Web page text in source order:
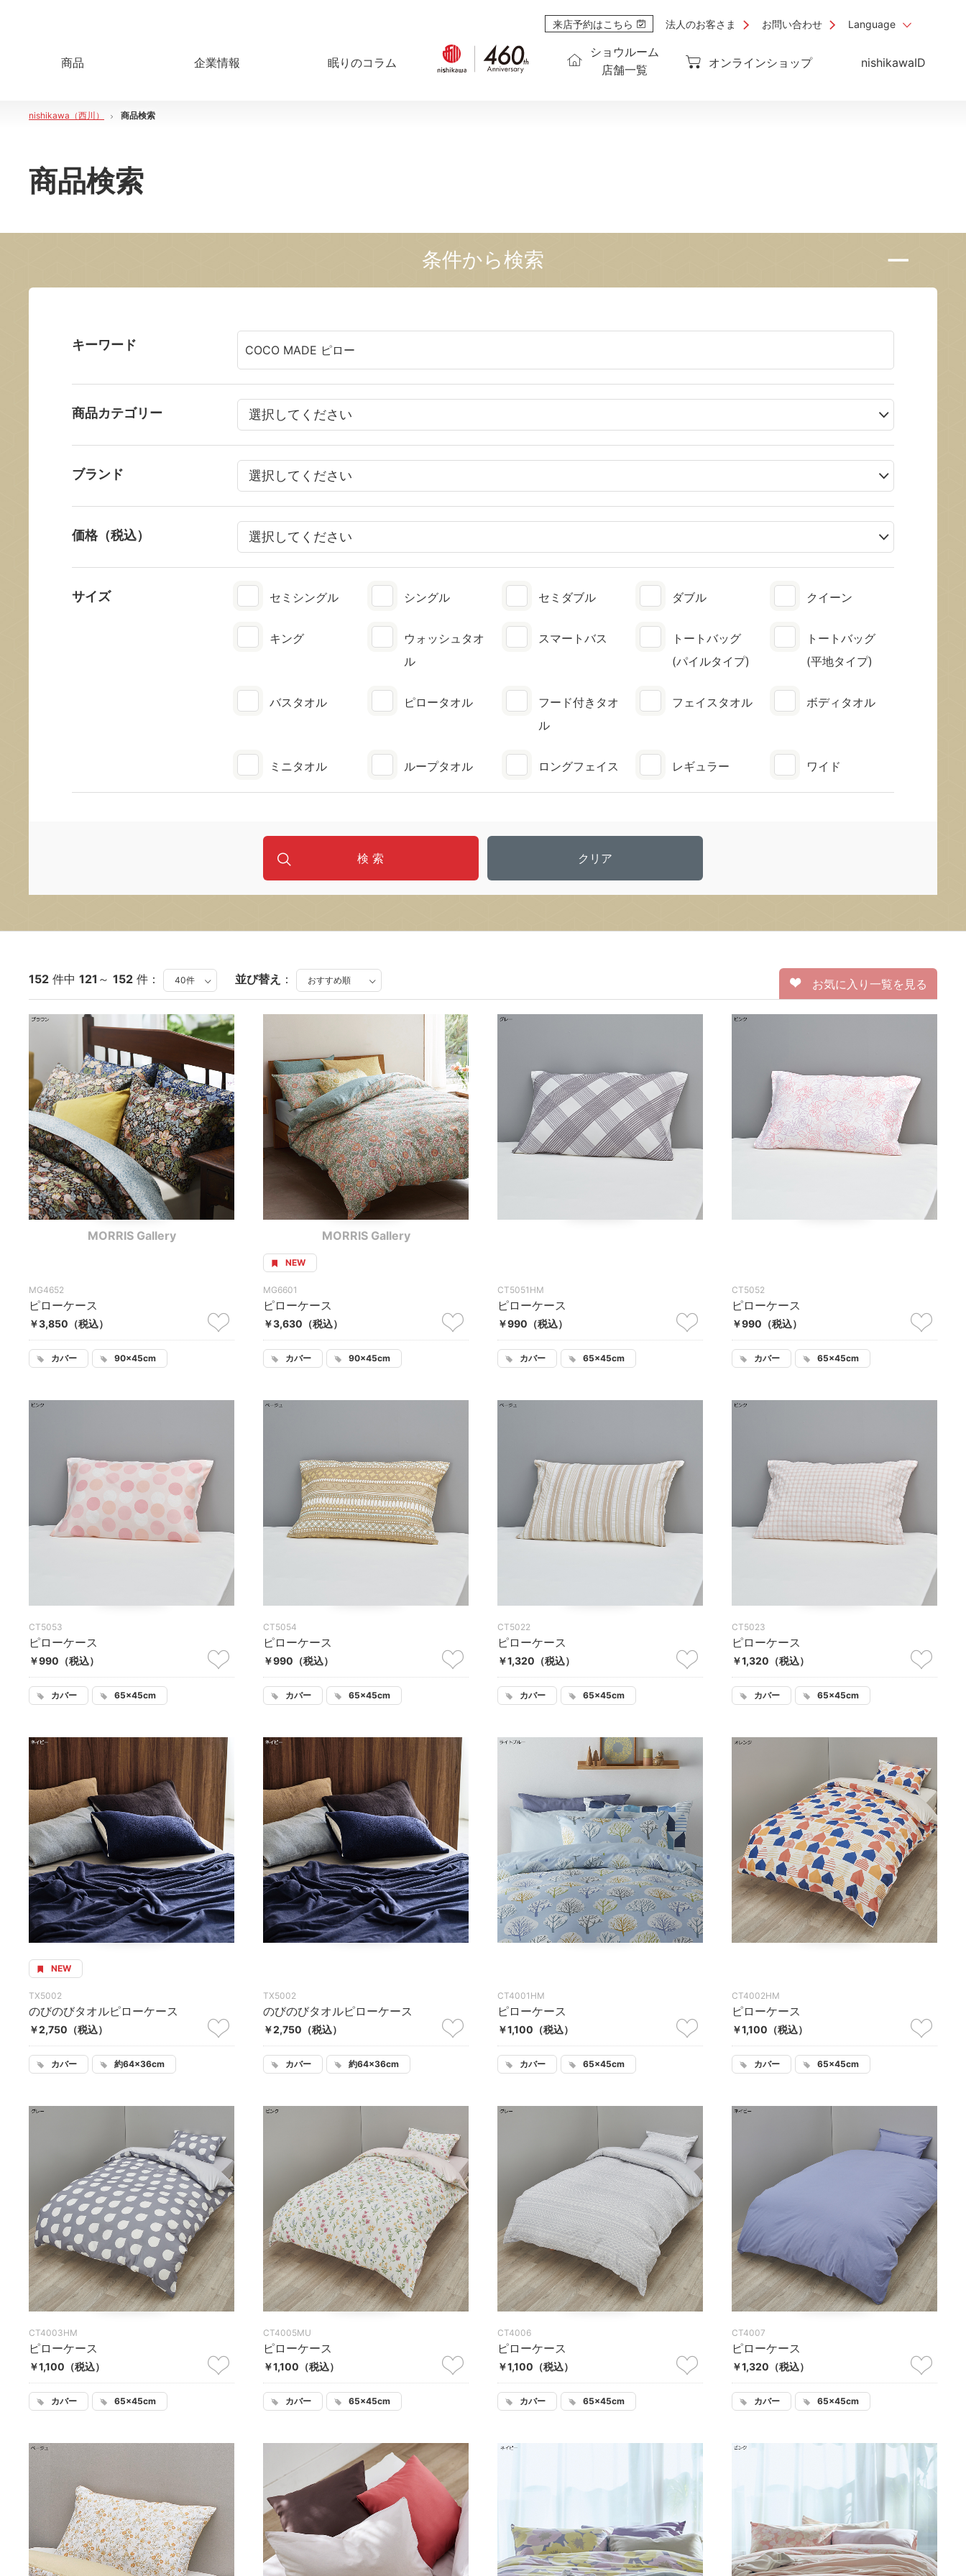
商品 企業情報 眠りのコラム
ショウルーム
店舗一覧
オンラインショップ nishikawaID
来店予約はこちら 法人のお客さま お問い合わせ Language
nishikawa（西川） 商品検索
商品検索
条件から検索
キーワード
商品カテゴリー
ブランド
価格（税込）
サイズ セミシングル シングル セミダブル ダブル クイーン
キング
ウォッシュタオ
ル
スマートバス
トートバッグ
(パイルタイプ)
トートバッグ
(平地タイプ)
バスタオル ピロータオル
フード付きタオ
ル
フェイスタオル ボディタオル
ミニタオル ループタオル ロングフェイス レギュラー ワイド
クリア
お気に入り一覧を見る
152 件中 121 ～ 152 件： 並び替え ：
MORRIS Gallery
MG4652
ピローケース
￥3,850 （税込）
カバー 90×45cm
MORRIS Gallery
NEW
MG6601
ピローケース
￥3,630 （税込）
カバー 90×45cm
CT5051HM
ピローケース
￥990 （税込）
カバー 65×45cm
CT5052
ピローケース
￥990 （税込）
カバー 65×45cm
CT5053
ピローケース
￥990 （税込）
カバー 65×45cm
CT5054
ピローケース
￥990 （税込）
カバー 65×45cm
CT5022
ピローケース
￥1,320 （税込）
カバー 65×45cm
CT5023
ピローケース
￥1,320 （税込）
カバー 65×45cm
NEW
TX5002
のびのびタオルピローケース
￥2,750 （税込）
カバー 約64×36cm
TX5002
のびのびタオルピローケース
￥2,750 （税込）
カバー 約64×36cm
CT4001HM
ピローケース
￥1,100 （税込）
カバー 65×45cm
CT4002HM
ピローケース
￥1,100 （税込）
カバー 65×45cm
CT4003HM
ピローケース
￥1,100 （税込）
カバー 65×45cm
CT4005MU
ピローケース
￥1,100 （税込）
カバー 65×45cm
CT4006
ピローケース
￥1,100 （税込）
カバー 65×45cm
CT4007
ピローケース
￥1,320 （税込）
カバー 65×45cm